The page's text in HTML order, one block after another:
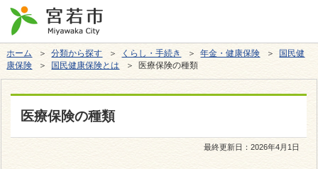
ホーム ＞分類から探す ＞ くらし・手続き ＞年金・健康保険 ＞
国民健
康保険 ＞ 国民健康保険とは ＞ 医療保険の種類
医療保険の種類
最終更新日：2026年4月1日